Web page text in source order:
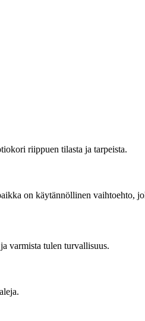
riippuen tilasta ja tarpeista.
on käytännöllinen vaihtoehto,
varmista tulen turvallisuus.